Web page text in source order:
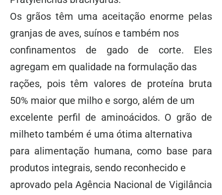
Os grãos têm uma aceitação enorme pelas
granjas de aves, suínos e também nos
confinamentos de gado de corte. Eles
agregam em qualidade na formulação das
rações, pois têm valores de proteína bruta
50% maior que milho e sorgo, além de um
excelente perfil de aminoácidos. O grão de
milheto também é uma ótima alternativa
para alimentação humana, como base para
produtos integrais, sendo reconhecido e
aprovado pela Agência Nacional de Vigilância